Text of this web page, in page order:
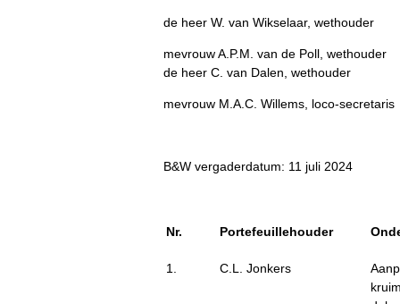
de heer W. van Wikselaar, wethouder
mevrouw A.P.M. van de Poll, wethouder
de heer C. van Dalen, wethouder
mevrouw M.A.C. Willems, loco-secretaris
B&W vergaderdatum: 11 juli 2024
Nr. Portefeuillehouder
1. C.L. Jonkers